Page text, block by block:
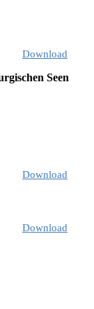
Download
Seen
Download
Download